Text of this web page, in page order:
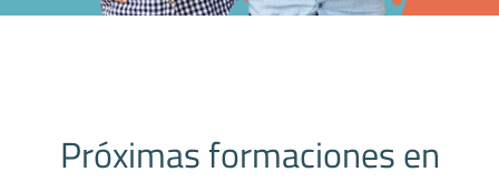
Próximas formaciones en